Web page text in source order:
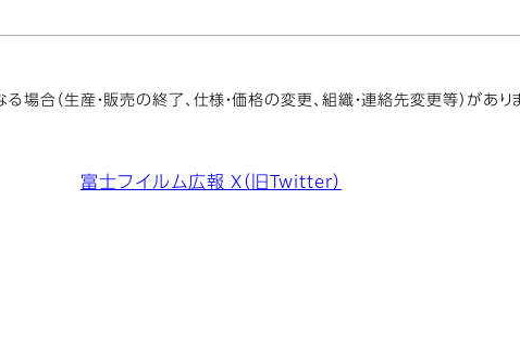
合（生産・販売の終了、仕様・価格の変更、組織・連絡先変更等）があり
富士フイルム広報 X（旧Twitter）